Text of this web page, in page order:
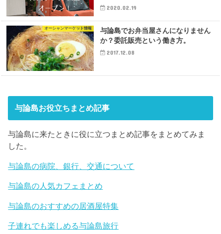
2020.02.19
オーシャンマーケット情報
与論島でお弁当屋さんになりません
か？委託販売という働き方。
2017.12.08
与論島お役立ちまとめ記事
与論島に来たときに役に立つまとめ記事をまとめてみま
した。
与論島の病院、銀行、交通について
与論島の人気カフェまとめ
与論島のおすすめの居酒屋特集
子連れでも楽しめる与論島旅行